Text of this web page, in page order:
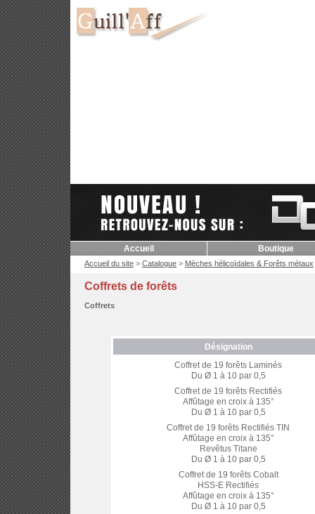
Accueil Boutique
Accueil du site > Catalogue > Mèches hélicoïdales & Forêts métaux
Coffrets de forêts
Coffrets
Désignation
Coffret de 19 forêts Laminés
Du Ø 1 à 10 par 0,5
Coffret de 19 forêts Rectifiés
Affûtage en croix à 135°
Du Ø 1 à 10 par 0,5
Coffret de 19 forêts Rectifiés TIN
Affûtage en croix à 135°
Revêtus Titane
Du Ø 1 à 10 par 0,5
Coffret de 19 forêts Cobalt
HSS-E Rectifiés
Affûtage en croix à 135°
Du Ø 1 à 10 par 0,5